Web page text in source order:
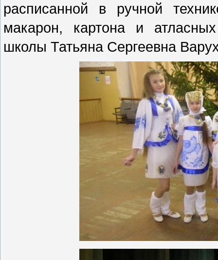
расписанной в ручной
макарон, картона и
школы Татьяна Сергеевна